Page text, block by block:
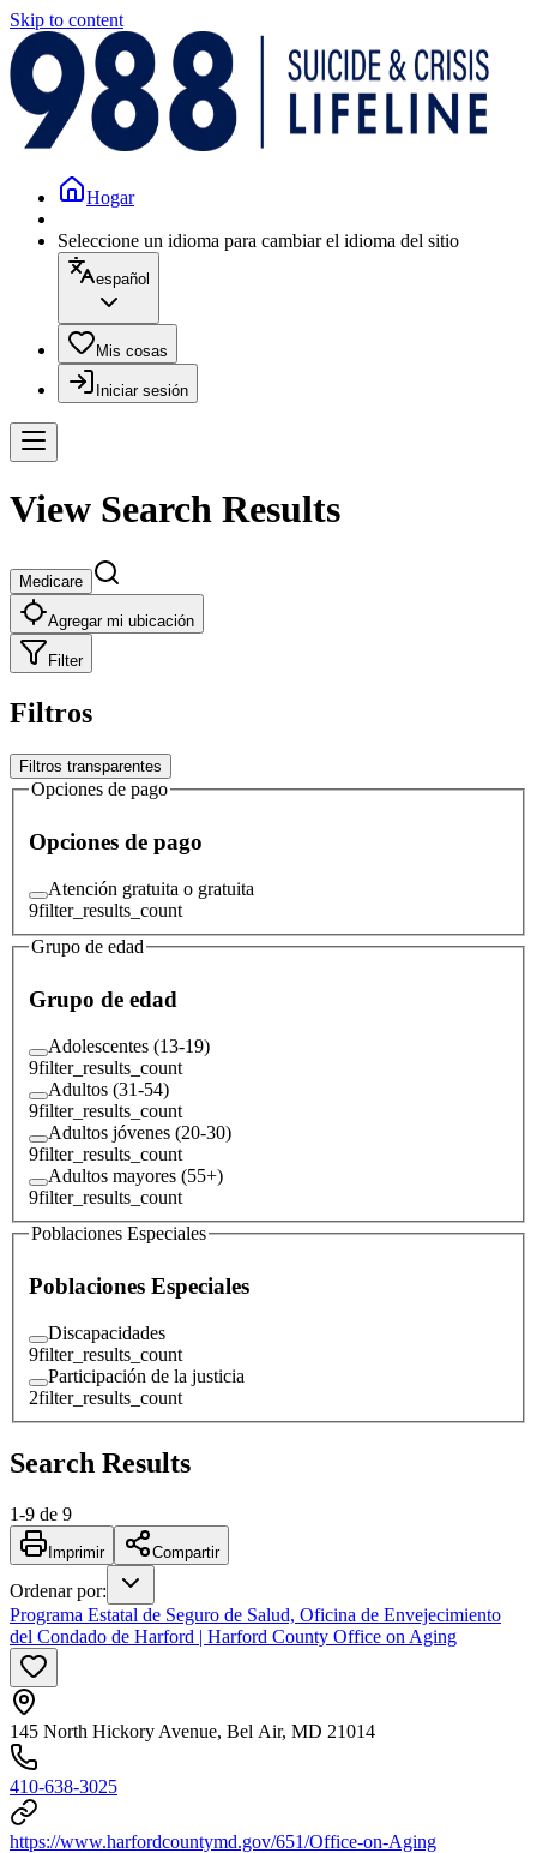
Skip to content
Hogar
Seleccione un idioma para cambiar el idioma del sitio
español
Mis cosas
Iniciar sesión
View Search Results
Medicare
Agregar mi ubicación
Filter
Filtros
Filtros transparentes
Opciones de pago
Opciones de pago
Atención gratuita o gratuita
9filter_results_count
Grupo de edad
Grupo de edad
Adolescentes (13-19)
9filter_results_count
Adultos (31-54)
9filter_results_count
Adultos jóvenes (20-30)
9filter_results_count
Adultos mayores (55+)
9filter_results_count
Poblaciones Especiales
Poblaciones Especiales
Discapacidades
9filter_results_count
Participación de la justicia
2filter_results_count
Search Results
1-9 de 9
Imprimir Compartir
Ordenar por:
Programa Estatal de Seguro de Salud, Oficina de Envejecimiento
del Condado de Harford | Harford County Office on Aging
145 North Hickory Avenue, Bel Air, MD 21014
410-638-3025
https://www.harfordcountymd.gov/651/Office-on-Aging